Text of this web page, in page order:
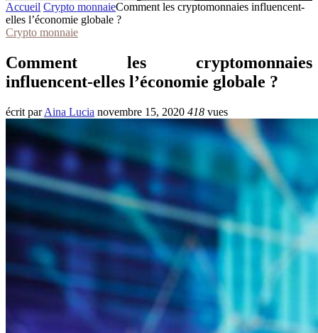
Accueil Crypto monnaieComment les cryptomonnaies influencent-
elles l’économie globale ?
Crypto monnaie
Comment les cryptomonnaies
influencent-elles l’économie globale ?
écrit parAina Lucia novembre 15, 2020 418 vues